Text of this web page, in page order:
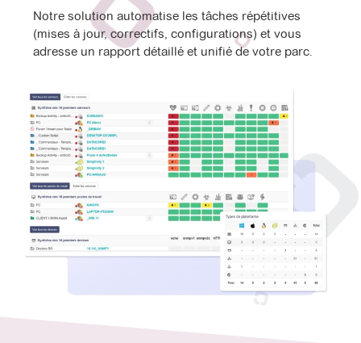
Notre solution automatise les tâches répétitives
(mises à jour, correctifs, configurations) et vous
adresse un rapport détaillé et unifié de votre parc.